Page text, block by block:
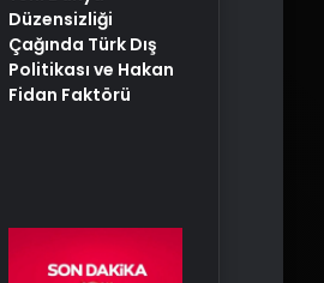
Düzensizliği
Çağında Türk Dış
Politikası ve Hakan
Fidan Faktörü